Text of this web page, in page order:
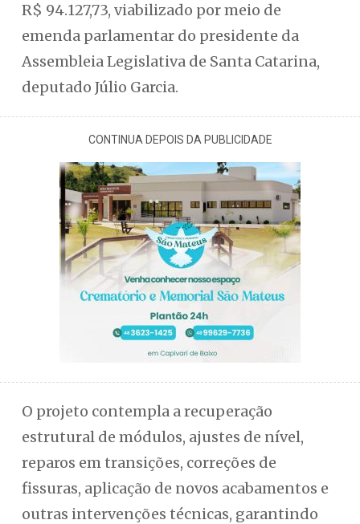
R$ 94.127,73, viabilizado por meio de
emenda parlamentar do presidente da
Assembleia Legislativa de Santa Catarina,
deputado Júlio Garcia.
CONTINUA DEPOIS DA PUBLICIDADE
O projeto contempla a recuperação
estrutural de módulos, ajustes de nível,
reparos em transições, correções de
fissuras, aplicação de novos acabamentos e
outras intervenções técnicas, garantindo